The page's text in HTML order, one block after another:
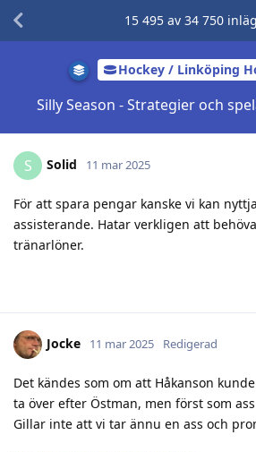
Hockey / Linköping
Silly Season - Strategier och
15 495av 34 750
S Solid 11 mar 2025
För att spara pengar kanske vi kan
assisterande. Hatar verkligen att
tränarlöner.
Jocke 11 mar 2025 Redigerad
Det kändes som om att Håkanson
ta över efter Östman, men först som
Gillar inte att vi tar ännu en ass och